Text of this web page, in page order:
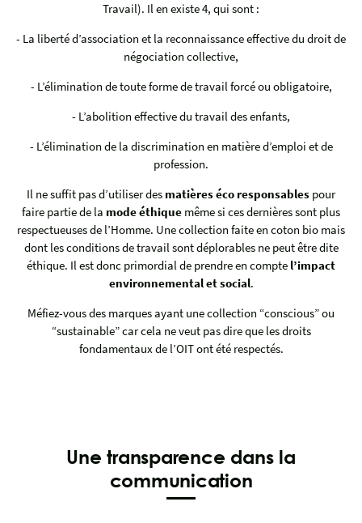
Travail). Il en existe 4, qui sont :
- La liberté d’association et la reconnaissance effective du droit de
négociation collective,
- L’élimination de toute forme de travail forcé ou obligatoire,
- L’abolition effective du travail des enfants,
- L’élimination de la discrimination en matière d’emploi et de
profession.
Il ne suffit pas d’utiliser des matières éco responsables pour
faire partie de la mode éthique même si ces dernières sont plus
respectueuses de l’Homme. Une collection faite en coton bio mais
dont les conditions de travail sont déplorables ne peut être dite
éthique. Il est donc primordial de prendre en compte l’impact
environnemental et social.
Méfiez-vous des marques ayant une collection “conscious” ou
“sustainable” car cela ne veut pas dire que les droits
fondamentaux de l’OIT ont été respectés.
Une transparence dans la
communication